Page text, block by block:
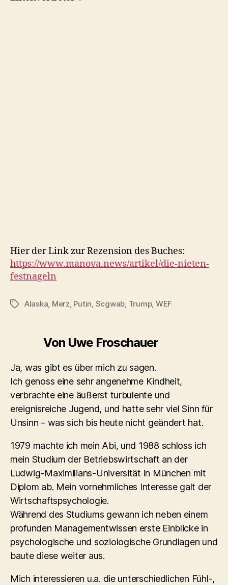
Hier der Link zur Rezension des Buches:
https://www.manova.news/artikel/die-nieten-
festnageln
Schlagwörter
Alaska, Merz, Putin, Scgwab, Trump, WEF
Von Uwe Froschauer
Ja, was gibt es über mich zu sagen.
Ich genoss eine sehr angenehme Kindheit,
verbrachte eine äußerst turbulente und
ereignisreiche Jugend, und hatte sehr viel Sinn für
Unsinn – was sich bis heute nicht geändert hat.
1979 machte ich mein Abi, und 1988 schloss ich
mein Studium der Betriebswirtschaft an der
Ludwig-Maximilians-Universität in München mit
Diplom ab. Mein vornehmliches Interesse galt der
Wirtschaftspsychologie.
Während des Studiums gewann ich neben einem
profunden Managementwissen erste Einblicke in
psychologische und soziologische Grundlagen und
baute diese weiter aus.
Mich interessieren u.a. die unterschiedlichen Fühl-,